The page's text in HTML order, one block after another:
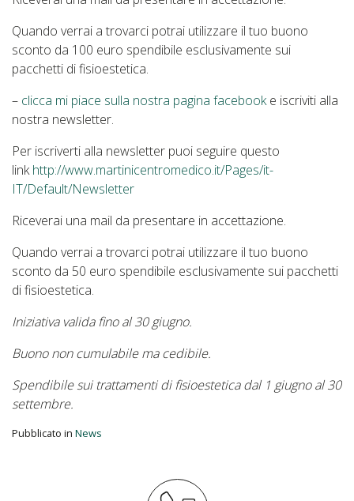
Quando verrai a trovarci potrai utilizzare il tuo buono
sconto da 100 euro spendibile esclusivamente sui
pacchetti di fisioestetica.
– clicca mi piace sulla nostra pagina facebooke iscriviti alla
nostra newsletter.
Per iscriverti alla newsletter puoi seguire questo
linkhttp://www.martinicentromedico.it/Pages/it-
IT/Default/Newsletter
Riceverai una mail da presentare in accettazione.
Quando verrai a trovarci potrai utilizzare il tuo buono
sconto da 50 euro spendibile esclusivamente sui pacchetti
di fisioestetica.
Iniziativa valida fino al 30 giugno.
Buono non cumulabile ma cedibile.
Spendibile sui trattamenti di fisioestetica dal 1 giugno al 30
settembre.
Pubblicato in News